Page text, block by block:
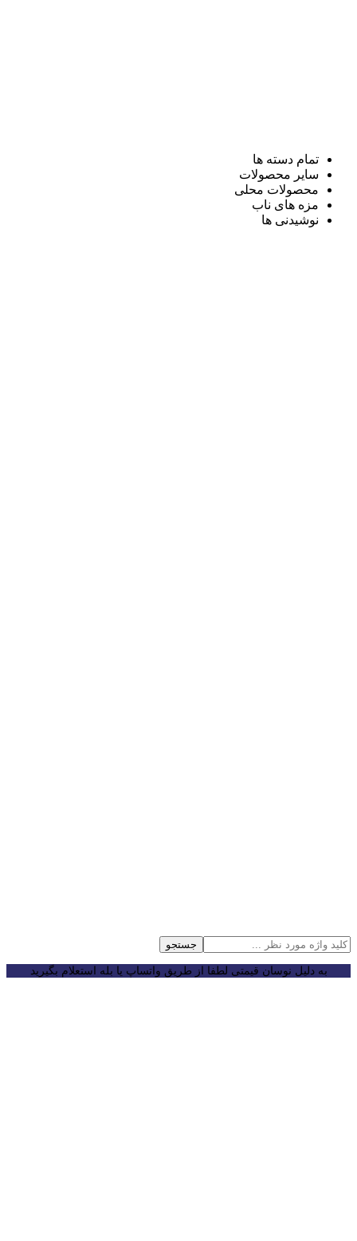
تمام دسته ها
سایر محصولات
محصولات محلی
مزه های ناب
نوشیدنی ها
جستجو
به دلیل نوسان قیمتی لطفا از طریق واتساپ یا بله استعلام بگیرید